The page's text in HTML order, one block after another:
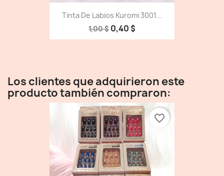
Tinta De Labios Kuromi 3001...
1,00 $ 0,40 $
Los clientes que adquirieron este
producto también compraron:
favorite_border